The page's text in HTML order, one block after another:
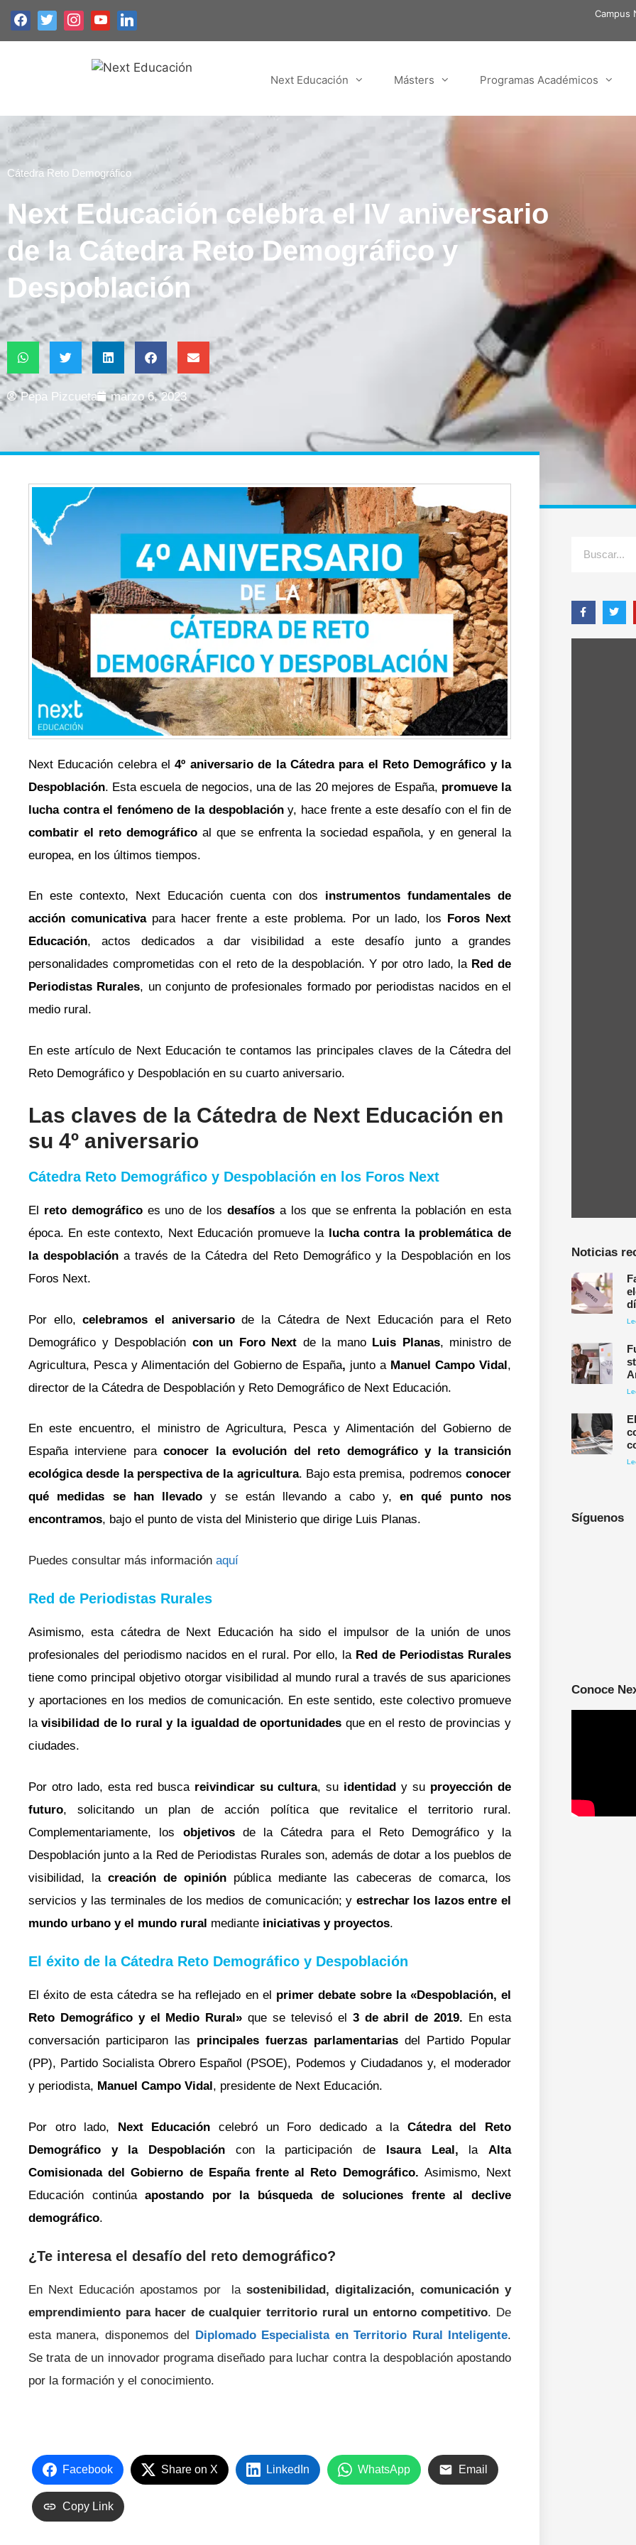
Campus
Next Educación Másters Programas Académicos
Cátedra Reto Demográfico
Next Educación celebra el IV aniversario
de la Cátedra Reto Demográfico y
Despoblación
Pepa Pizcueta marzo 6, 2023
Next Educación celebra el4º aniversario de la Cátedra para el Reto Demográfico y la
Despoblación. Esta escuela de negocios, una de las 20 mejores de España, promueve la
lucha contra el fenómeno de la despoblacióny, hace frente a este desafío con el fin de
combatir el reto demográficoal que se enfrenta la sociedad española, y en general la
europea, en los últimos tiempos.
En este contexto, Next Educación cuenta con dos instrumentos fundamentales de
acción comunicativapara hacer frente a este problema. Por un lado, los Foros Next
Educación, actos dedicados a dar visibilidad a este desafío junto a grandes
personalidades comprometidas con el reto de la despoblación. Y por otro lado, la Red de
Periodistas Rurales, un conjunto de profesionales formado por periodistas nacidos en el
medio rural.
En este artículo de Next Educación te contamos las principales claves de la Cátedra del
Reto Demográfico y Despoblación en su cuarto aniversario.
Las claves de la Cátedra de Next Educación en
su 4º aniversario
Cátedra Reto Demográfico y Despoblación en los Foros Next
El reto demográficoes uno de losdesafíos a los que se enfrenta la población en esta
época. En este contexto, Next Educación promueve la lucha contra la problemática de
la despoblación a través de la Cátedra del Reto Demográfico y la Despoblación en los
Foros Next.
Por ello,celebramos el aniversariode la Cátedra de Next Educación para el Reto
Demográfico y Despoblación con un Foro Next de la mano Luis Planas, ministro de
Agricultura, Pesca y Alimentación del Gobierno de España, junto a Manuel Campo Vidal,
director de la Cátedra de Despoblación y Reto Demográfico de Next Educación.
En este encuentro, el ministro de Agricultura, Pesca y Alimentación del Gobierno de
España interviene paraconocer la evolución del reto demográfico y la transición
ecológica desde la perspectiva de la agricultura. Bajo esta premisa, podremos conocer
qué medidas se han llevado y se están llevando a cabo y,en qué punto nos
encontramos, bajo el punto de vista del Ministerio que dirige Luis Planas.
Puedes consultar más información aquí
Red de Periodistas Rurales
Asimismo, esta cátedra de Next Educación ha sido el impulsor de la unión de unos
profesionales del periodismo nacidos en el rural. Por ello, la Red de Periodistas Rurales
tiene como principal objetivo otorgar visibilidad al mundo rural a través de sus apariciones
y aportaciones en los medios de comunicación. En este sentido, este colectivo promueve
lavisibilidad de lo rural y la igualdad de oportunidades que en el resto de provincias y
ciudades.
Por otro lado, esta red busca reivindicar su cultura, su identidady su proyección de
futuro, solicitando un plan de acción política que revitalice el territorio rural.
Complementariamente, los objetivosde la Cátedra para el Reto Demográfico y la
Despoblación junto a la Red de Periodistas Rurales son, además de dotar a los pueblos de
visibilidad, la creación de opinión pública mediante las cabeceras de comarca, los
servicios y las terminales de los medios de comunicación; y estrechar los lazos entre el
mundo urbano y el mundo rural mediante iniciativas y proyectos.
El éxito de la Cátedra Reto Demográfico y Despoblación
El éxito de esta cátedra se ha reflejado en el primer debate sobre la «Despoblación, el
Reto Demográfico y el Medio Rural» que se televisó el 3 de abril de 2019. En esta
conversación participaron las principales fuerzas parlamentarias del Partido Popular
(PP), Partido Socialista Obrero Español (PSOE), Podemos y Ciudadanos y, el moderador
y periodista, Manuel Campo Vidal, presidente de Next Educación.
Por otro lado, Next Educacióncelebró un Foro dedicado a la Cátedra del Reto
Demográfico y la Despoblación con la participación de Isaura Leal, la Alta
Comisionada del Gobierno de España frente al Reto Demográfico. Asimismo, Next
Educación continúaapostando por la búsqueda de soluciones frente al declive
demográfico.
¿Te interesa el desafío del reto demográfico?
En Next Educación apostamos por lasostenibilidad, digitalización, comunicación y
emprendimiento para hacer de cualquier territorio rural un entorno competitivo. De
esta manera, disponemos del Diplomado Especialista en Territorio Rural Inteligente.
Se trata de un innovador programa diseñado para luchar contra la despoblación apostando
por la formación y el conocimiento.
Facebook Share on X LinkedIn WhatsApp Email
Copy Link
Noticias
Síguenos
Conoce